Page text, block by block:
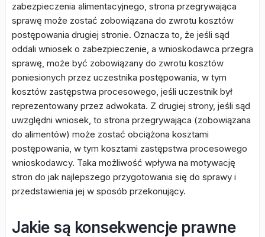
zabezpieczenia alimentacyjnego, strona przegrywająca
sprawę może zostać zobowiązana do zwrotu kosztów
postępowania drugiej stronie. Oznacza to, że jeśli sąd
oddali wniosek o zabezpieczenie, a wnioskodawca przegra
sprawę, może być zobowiązany do zwrotu kosztów
poniesionych przez uczestnika postępowania, w tym
kosztów zastępstwa procesowego, jeśli uczestnik był
reprezentowany przez adwokata. Z drugiej strony, jeśli sąd
uwzględni wniosek, to strona przegrywająca (zobowiązana
do alimentów) może zostać obciążona kosztami
postępowania, w tym kosztami zastępstwa procesowego
wnioskodawcy. Taka możliwość wpływa na motywację
stron do jak najlepszego przygotowania się do sprawy i
przedstawienia jej w sposób przekonujący.
Jakie są konsekwencje prawne